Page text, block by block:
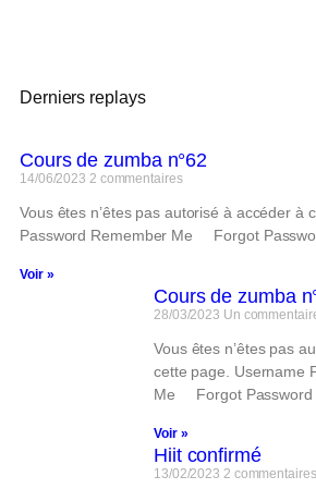
Derniers replays
Cours de zumba n°62
14/06/2023 2 commentaires
Vous êtes n’êtes pas autorisé à accéder à
Password Remember Me Forgot
Voir »
Cours de zumba
28/03/2023 Un
Vous êtes n’êtes pas
cette page. Username
Me Forgot Password
Voir »
Hiit confirmé
13/02/2023 2 commentaires